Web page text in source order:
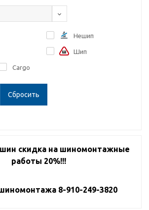
Cargo
Нешип
Шип
Сбросить
скидка на шиномонтажные
работы 20%!!!
8-910-249-3820